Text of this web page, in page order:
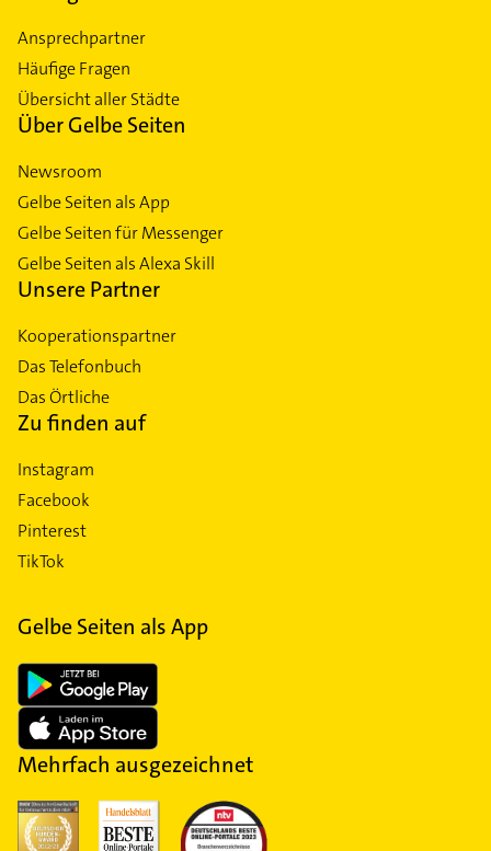
Ansprechpartner
Häufige Fragen
Übersicht aller Städte
Über Gelbe Seiten
Newsroom
Gelbe Seiten als App
Gelbe Seiten für Messenger
Gelbe Seiten als Alexa Skill
Unsere Partner
Kooperationspartner
Das Telefonbuch
Das Örtliche
Zu finden auf
Instagram
Facebook
Pinterest
TikTok
Gelbe Seiten als App
Mehrfach ausgezeichnet